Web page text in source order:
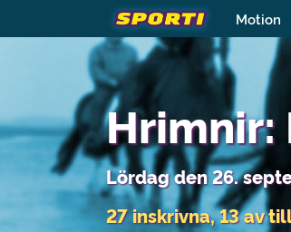
Motion
Hrimnir:
Lördag den 26.
27 inskrivna, 13 av